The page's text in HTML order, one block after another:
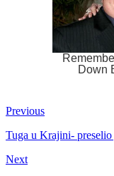
Previous
Tuga u Krajini-
Next